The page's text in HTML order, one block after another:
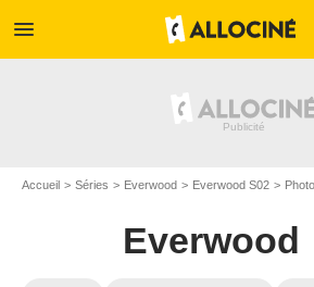
menu
Accueil Séries Everwood Everwood S02
Everwood